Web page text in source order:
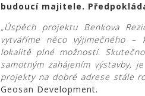
budoucí majitele.
„Úspěch projektu Benkova
vytváříme něco výjimečného
lokalitě plné možností.
samotným zahájením výstavby,
projekty na dobré adrese stále
Geosan Development.